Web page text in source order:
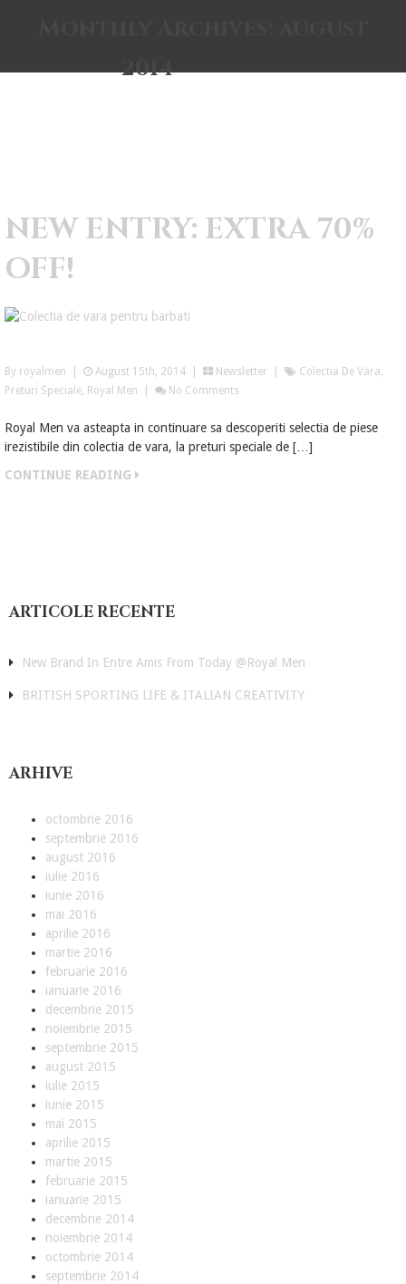
H
o
e
B
n
d
M
d
o
M
u
c
2014
NEW ENTRY: EXTRA 70%
OFF!
By royalmen August 15th, 2014 | Newsletter Colectia De Vara,
Preturi Speciale, Royal Men No Comments
Royal Men va asteapta in continuare sa descoperiti selectia de piese
irezistibile din colectia de vara, la preturi speciale de […]
CONTINUE READING
ARTICOLE RECENTE
New Brand In Entre Amis From Today @Royal Men
BRITISH SPORTING LIFE & ITALIAN CREATIVITY
ARHIVE
octombrie 2016
septembrie 2016
august 2016
iulie 2016
iunie 2016
mai 2016
aprilie 2016
martie 2016
februarie 2016
ianuarie 2016
decembrie 2015
noiembrie 2015
septembrie 2015
august 2015
iulie 2015
iunie 2015
mai 2015
aprilie 2015
martie 2015
februarie 2015
ianuarie 2015
decembrie 2014
noiembrie 2014
octombrie 2014
septembrie 2014